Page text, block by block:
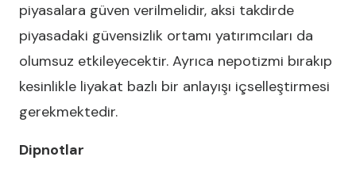
piyasalara güven verilmelidir, aksi takdirde
piyasadaki güvensizlik ortamı yatırımcıları da
olumsuz etkileyecektir. Ayrıca nepotizmi bırakıp
kesinlikle liyakat bazlı bir anlayışı içselleştirmesi
gerekmektedir.
Dipnotlar